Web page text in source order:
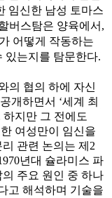
임신한 남성 토마스
버스탐은 양육에서,
어떻게 작동하는
있는지를 탐문한다.
의 협의 하에 자신
개하면서 ‘세계 최
하지만 그 전에도
여성만이 임신을
관련 논의는 제2
년대 슐라미스 파
의 주요 원인 중 하나
고 해석하며 기술을